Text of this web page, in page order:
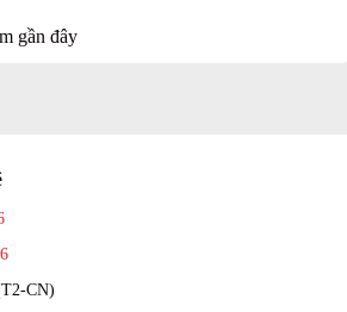
gần đây
CN)